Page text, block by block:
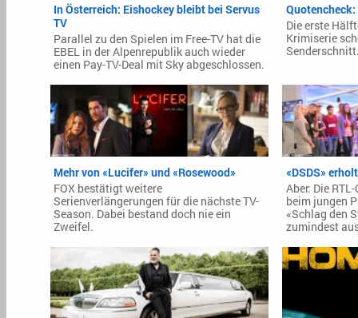
In Österreich: Eishockey bleibt bei Servus
TV
Parallel zu den Spielen im Free-TV hat die
EBEL in der Alpenrepublik auch wieder
einen Pay-TV-Deal mit Sky abgeschlossen.
Quotencheck:
Die erste
Krimiserie
Mehr von «Lucifer» und «Rosewood»
FOX bestätigt weitere
Serienverlängerungen für die nächste TV-
Season. Dabei bestand doch nie ein
Zweifel.
«DSDS»
Aber: Die
beim jungen
«Schlag den
zumindest